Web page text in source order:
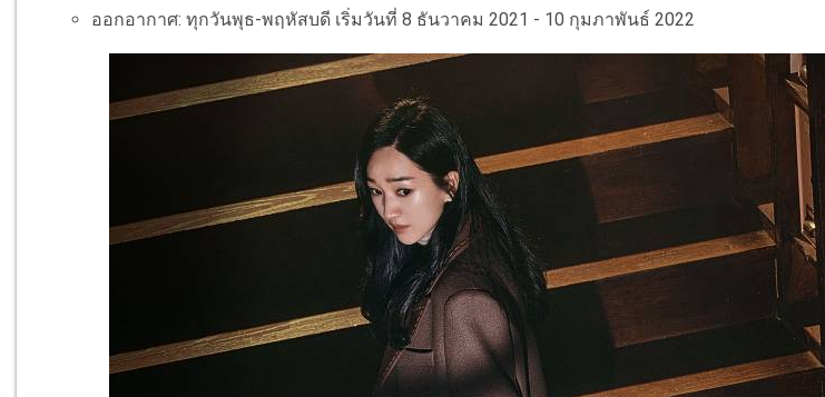
ออกอากาศ: ทุกวันพุธ-พฤหัสบดี เริ่มวันที่ 8 ธันวาคม 2021 - 10 กุมภาพันธ์ 2022